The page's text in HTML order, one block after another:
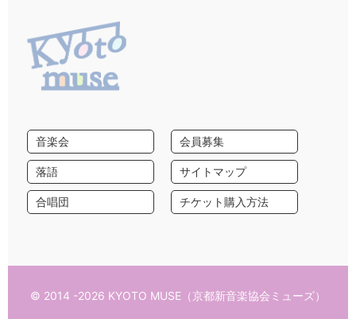
音楽会
落語
合唱団
会員募集
サイトマップ
チケット購入方法
© 2014 -2026 KYOTO MUSE（京都新音楽協会ミューズ）